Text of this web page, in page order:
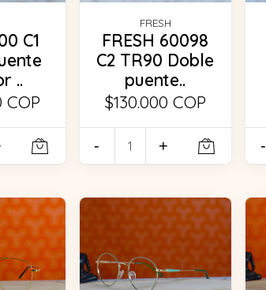
C1
..
COP
FRESH
FRESH 60098
C2 TR90 Doble
puente..
$130.000 COP
- + -